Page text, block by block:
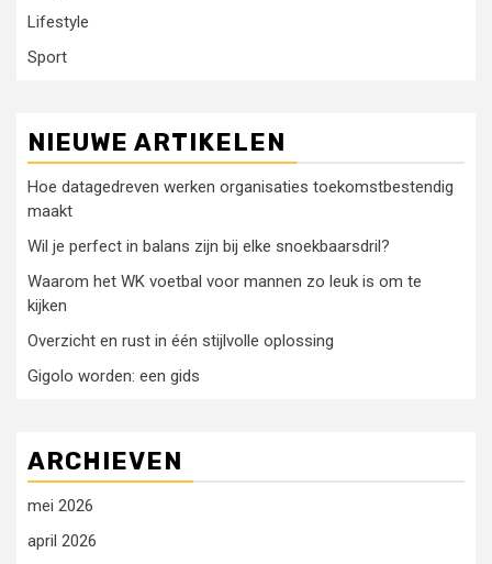
Lifestyle
Sport
NIEUWE ARTIKELEN
Hoe datagedreven werken organisaties toekomstbestendig
maakt
Wil je perfect in balans zijn bij elke snoekbaarsdril?
Waarom het WK voetbal voor mannen zo leuk is om te
kijken
Overzicht en rust in één stijlvolle oplossing
Gigolo worden: een gids
ARCHIEVEN
mei 2026
april 2026